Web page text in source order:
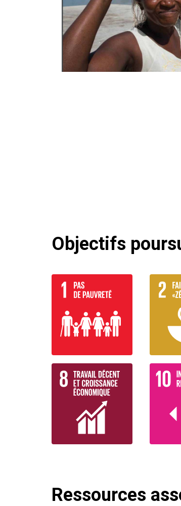
Objectifs
Ressources